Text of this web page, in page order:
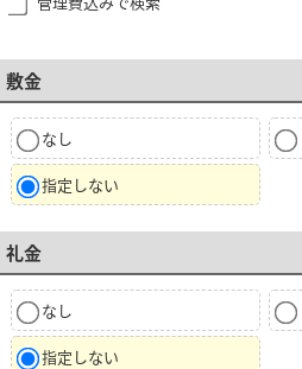
敷金
なし
指定しない
礼金
なし
指定しない